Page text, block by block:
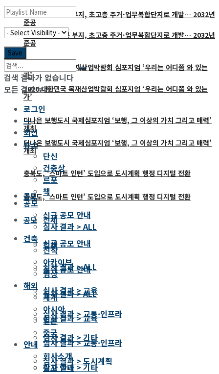
성수 삼표레미콘 부지, 초고층 주거·업무복합단지로 개발… 2032년
준공
2026 대한민국 목재산업박람회 심포지엄 ‘우리는 어디쯤 와 있는
가’
더나은 보행도시 국제심포지엄 ‘보행, 그 이상의 가치 그리고 매력’
개최
충북도, ‘스마트 인턴’ 도입으로 도시계획 행정 디지털 전환
공모
전체
신규 공모 안내
심사 결과 > ALL
심사 결과 > 교육
심사 결과 > 교통·인프라
심사 결과 > 기타
성수 삼표레미콘 부지, 초고층 주거·업무복합단지로 개발… 2032년
준공
2026 대한민국 목재산업박람회 심포지엄 ‘우리는 어디쯤 와 있는
가’
더나은 보행도시 국제심포지엄 ‘보행, 그 이상의 가치 그리고 매력’
개최
충북도, ‘스마트 인턴’ 도입으로 도시계획 행정 디지털 전환
공모
전체
신규 공모 안내
심사 결과 > ALL
심사 결과 > 교육
심사 결과 > 교통·인프라
심사 결과 > 기타
심사 결과 > 도시계획
검색 결과가 없습니다
모든 결과 보기
로그인
—
최신
뉴스
단신
건축상
르포
책
공모
신규 공모 안내
심사 결과 > ALL
건축
신작
아카이브
영상
해외
세계
아시아
일본
중국
안내
회사소개
광고 안내